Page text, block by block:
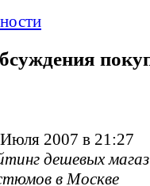
2007 в 21:27
дешевых
в Москве